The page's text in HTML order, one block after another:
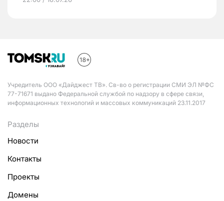
Учредитель ООО «Дайджест ТВ». Св-во о регистрации СМИ ЭЛ №ФС
77-71671 выдано Федеральной службой по надзору в сфере связи,
информационных технологий и массовых коммуникаций 23.11.2017
Разделы
Новости
Контакты
Проекты
Домены